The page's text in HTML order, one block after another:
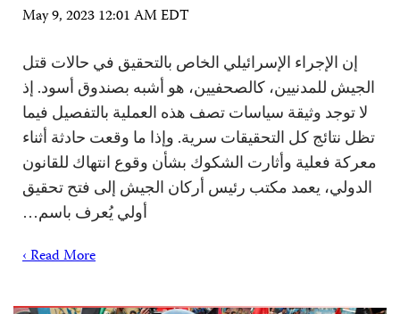
May 9, 2023 12:01 AM EDT
إن الإجراء الإسرائيلي الخاص بالتحقيق في حالات قتل
الجيش للمدنيين، كالصحفيين، هو أشبه بصندوق أسود. إذ
لا توجد وثيقة سياسات تصف هذه العملية بالتفصيل فيما
تظل نتائج كل التحقيقات سرية. وإذا ما وقعت حادثة أثناء
معركة فعلية وأثارت الشكوك بشأن وقوع انتهاك للقانون
الدولي، يعمد مكتب رئيس أركان الجيش إلى فتح تحقيق
أولي يُعرف باسم…
Read More ›